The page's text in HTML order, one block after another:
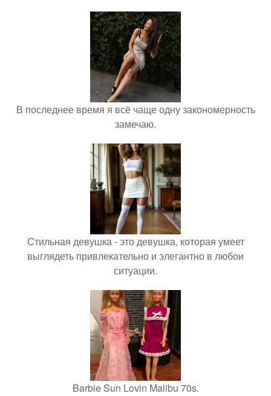
В последнее время я всё чаще одну закономерность
замечаю.
Стильная девушка - это девушка, которая умеет
выглядеть привлекательно и элегантно в любои
ситуации.
Barbie Sun Lovin Malibu 70s.